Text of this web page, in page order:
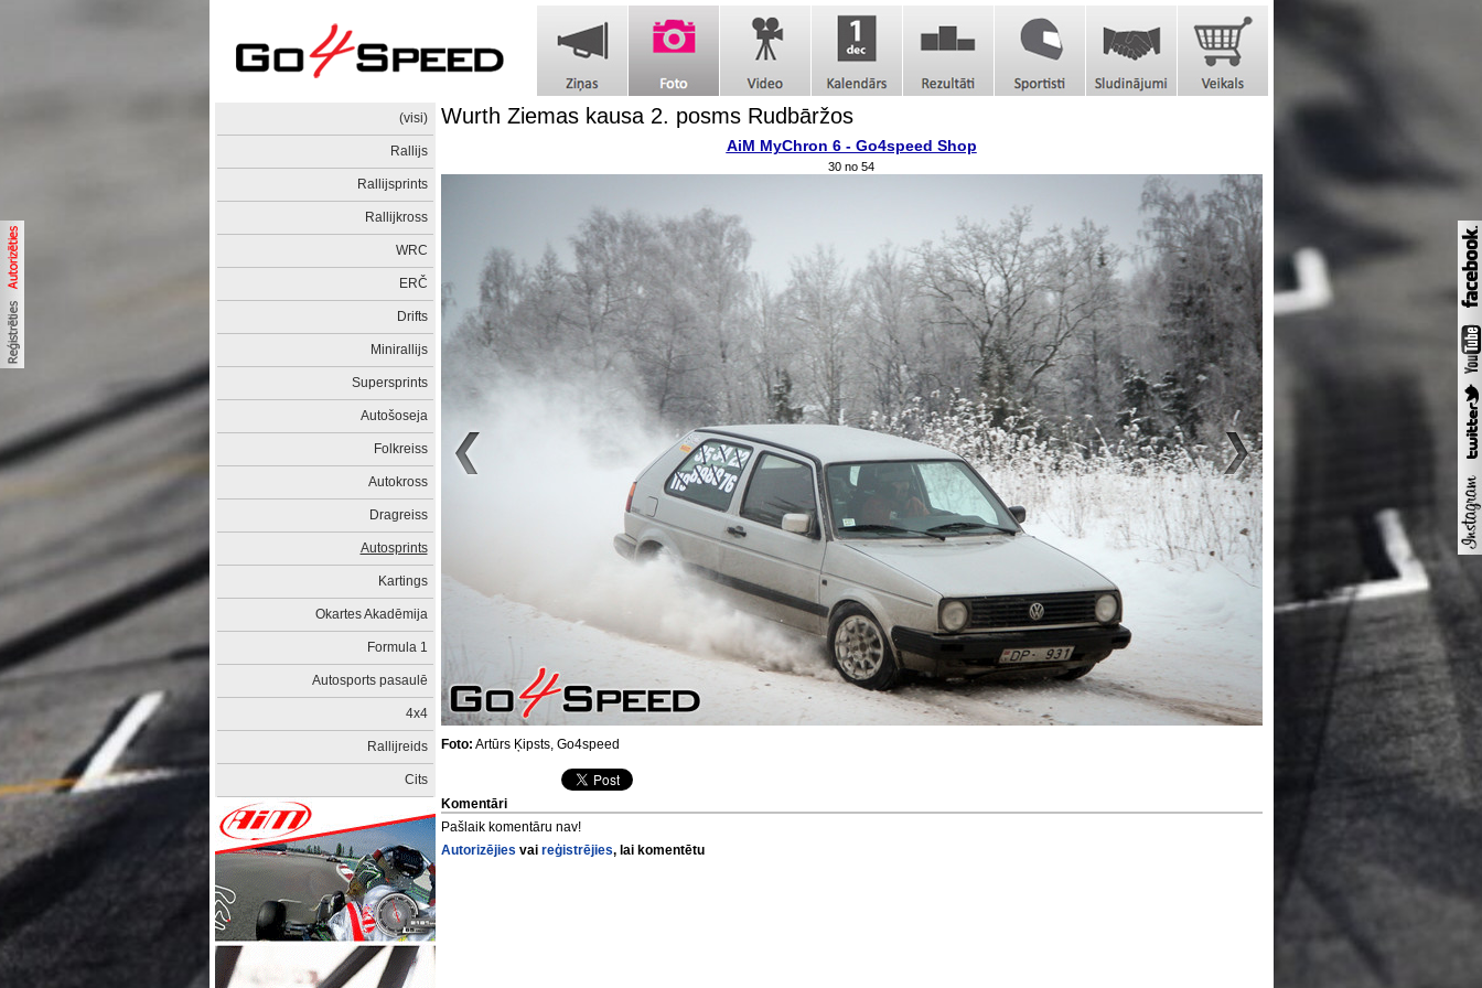
(visi)
Rallijs
Rallijsprints
Rallijkross
WRC
ERČ
Drifts
Minirallijs
Supersprints
Autošoseja
Folkreiss
Autokross
Dragreiss
Autosprints
Kartings
Okartes Akadēmija
Formula 1
Autosports pasaulē
4x4
Rallijreids
Cits
Wurth Ziemas kausa 2. posms Rudbāržos
AiM MyChron 6 - Go4speed Shop
30 no 54
Foto: Artūrs Ķipsts, Go4speed
Komentāri
Pašlaik komentāru nav!
Autorizējies vai reģistrējies, lai komentētu